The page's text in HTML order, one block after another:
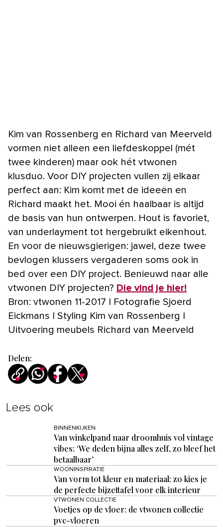
Kim van Rossenberg en Richard van Meerveld
vormen niet alleen een liefdeskoppel (mét
twee kinderen) maar ook hét vtwonen
klusduo. Voor DIY projecten vullen zij elkaar
perfect aan: Kim komt met de ideeën en
Richard maakt het. Mooi én haalbaar is altijd
de basis van hun ontwerpen. Hout is favoriet,
van underlayment tot hergebruikt eikenhout.
En voor de nieuwsgierigen: jawel, deze twee
bevlogen klussers vergaderen soms ook in
bed over een DIY project. Benieuwd naar alle
vtwonen DIY projecten? Die vind je hier!
Bron: vtwonen 11-2017 | Fotografie Sjoerd
Eickmans | Styling Kim van Rossenberg |
Uitvoering meubels Richard van Meerveld
Delen:
Lees ook
BINNENKIJKEN
Van winkelpand naar droomhuis vol vintage
vibes: ‘We deden bijna alles zelf, zo bleef het
betaalbaar’
WOONINSPIRATIE
Van vorm tot kleur en materiaal: zo kies je
de perfecte bijzettafel voor elk interieur
VTWONEN COLLECTIE
Voetjes op de vloer: de vtwonen collectie
pvc-vloeren